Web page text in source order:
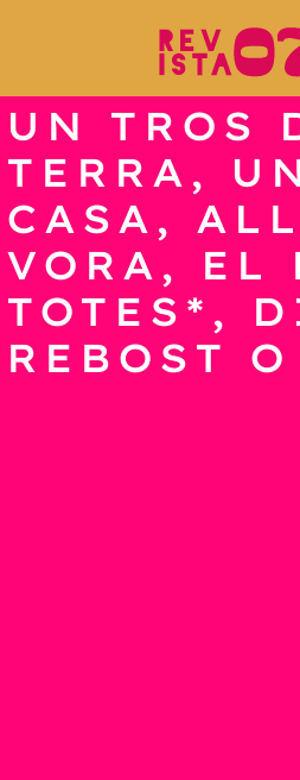
UN TROS
TERRA,
CASA,
VORA, EL
TOTES*,
REBOST O